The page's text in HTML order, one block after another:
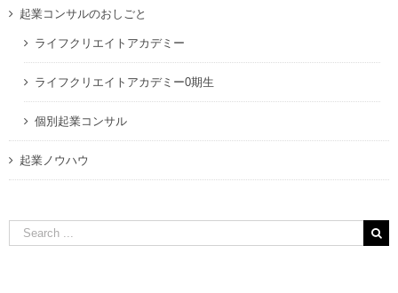
起業コンサルのおしごと
ライフクリエイトアカデミー
ライフクリエイトアカデミー0期生
個別起業コンサル
起業ノウハウ
Search
for: